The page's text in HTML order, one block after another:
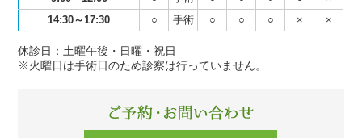
14:30～17:30
○ 手術 ○ ○ ○ × ×
休診日：土曜午後・日曜・祝日
※火曜日は手術日のため診察は行っていません。